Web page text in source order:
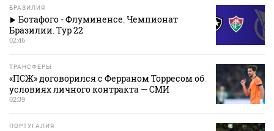
БРАЗИЛИЯ
Ботафого - Флуминенсе. Чемпионат
Бразилии. Тур 22
02:46
ТРАНСФЕРЫ
«ПСЖ» договорился с Ферраном Торресом об
условиях личного контракта — СМИ
02:39
ПОРТУГАЛИЯ